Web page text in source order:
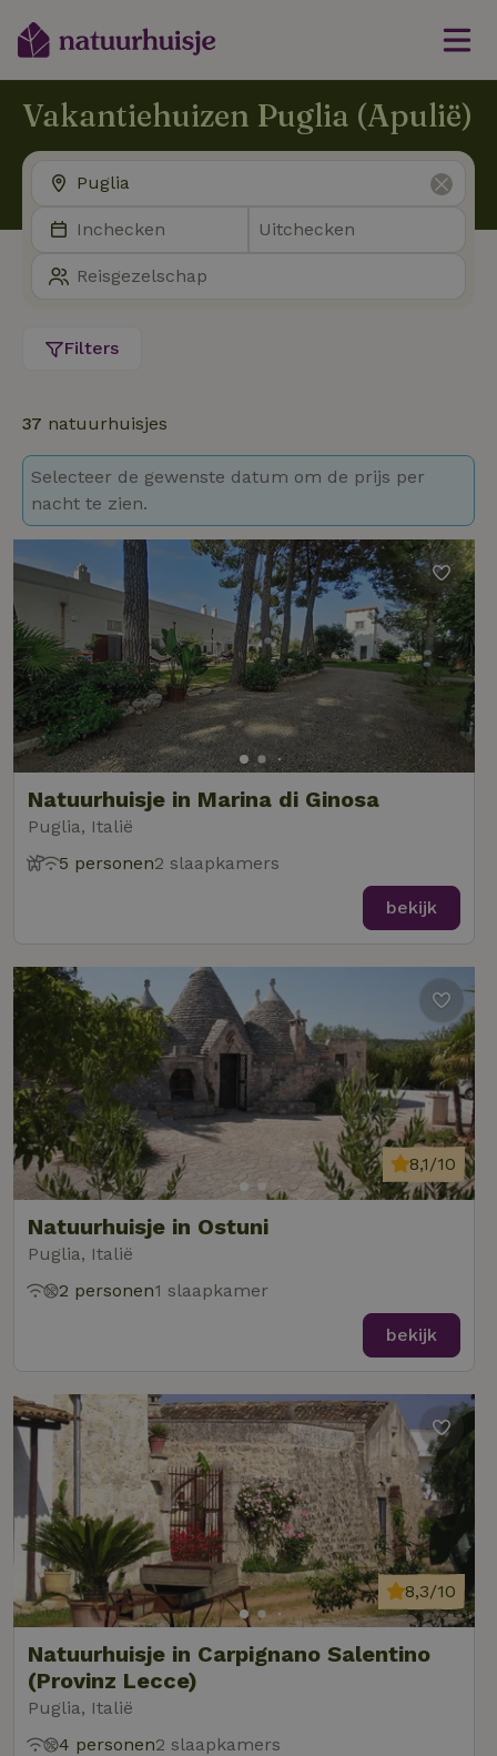
Vakantiehuizen Puglia (Apulië)
Filters
37 natuurhuisjes
Selecteer de gewenste datum om de prijs per
nacht te zien.
Natuurhuisje in Marina di Ginosa
Puglia, Italië
5 personen2 slaapkamers
bekijk
Natuurhuisje in Ostuni
Puglia, Italië
8,1/10
2 personen1 slaapkamer
bekijk
Natuurhuisje in Carpignano Salentino
(Provinz Lecce)
Puglia, Italië
8,3/10
4 personen2 slaapkamers